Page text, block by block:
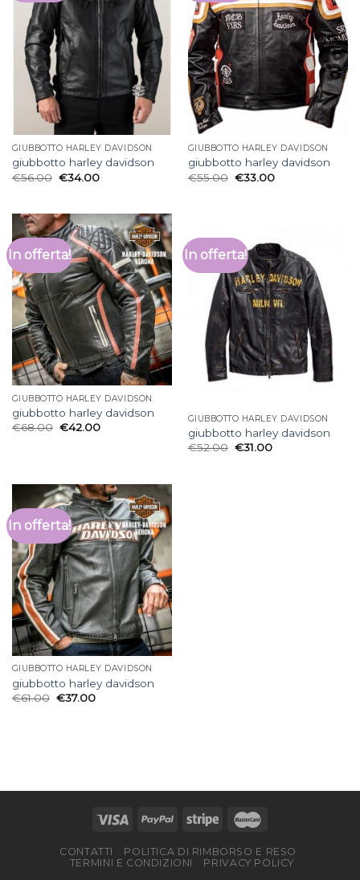
GIUBBOTTO HARLEY DAVIDSON
giubbotto harley davidson
€56.00 €34.00
GIUBBOTTO HARLEY DAVIDSON
giubbotto harley davidson
€55.00 €33.00
In offerta!
GIUBBOTTO HARLEY DAVIDSON
giubbotto harley davidson
€68.00 €42.00
In offerta!
GIUBBOTTO HARLEY DAVIDSON
giubbotto harley davidson
€52.00 €31.00
In offerta!
GIUBBOTTO HARLEY DAVIDSON
giubbotto harley davidson
€61.00 €37.00
CONTATTI
POLITICA DI RIMBORSO E RESO
TERMINI E CONDIZIONI
PRIVACY POLICY